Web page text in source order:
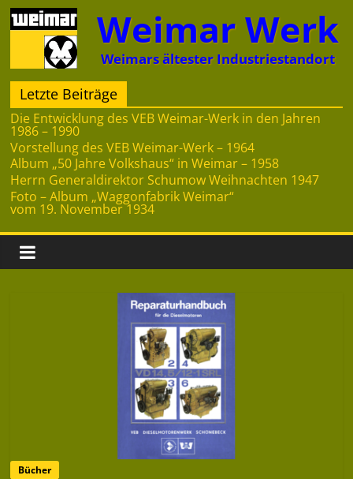
Zum
Inhalt
springen
Weimar Werk
Weimars ältester Industriestandort
Letzte Beiträge
Die Entwicklung des VEB Weimar-Werk in den Jahren
1986 – 1990
Vorstellung des VEB Weimar-Werk – 1964
Album „50 Jahre Volkshaus“ in Weimar – 1958
Herrn Generaldirektor Schumow Weihnachten 1947
Foto – Album „Waggonfabrik Weimar“
vom 19. November 1934
Bücher